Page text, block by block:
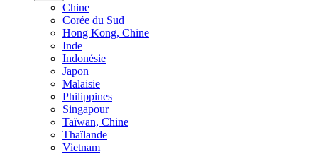
Chine
Corée du Sud
Hong Kong, Chine
Inde
Indonésie
Japon
Malaisie
Philippines
Singapour
Taïwan, Chine
Thaïlande
Vietnam